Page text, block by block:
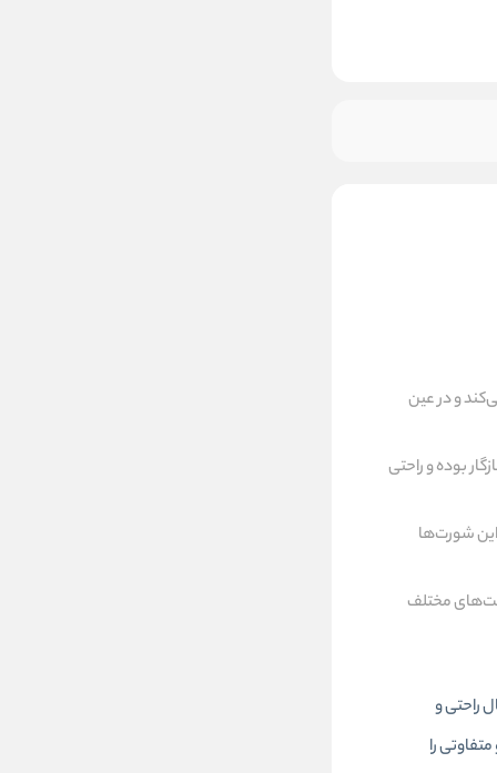
و در عین
بوده و راحتی
شورت‌ها
مختلف
راحتی و
را